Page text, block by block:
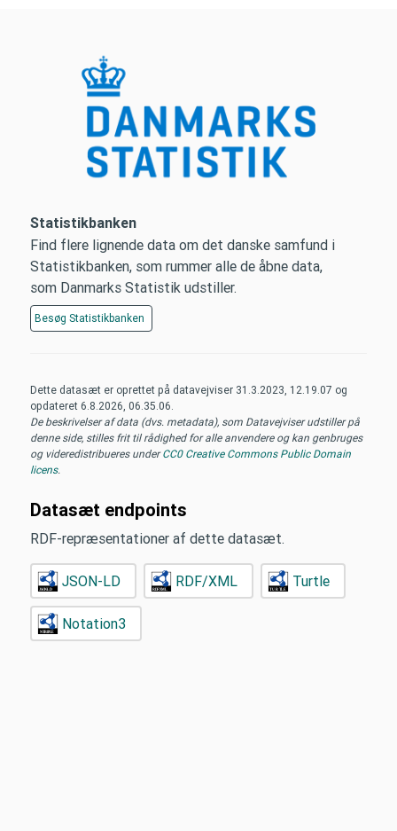
Statistikbanken
Find flere lignende data om det danske samfund i
Statistikbanken, som rummer alle de åbne data,
som Danmarks Statistik udstiller.
Besøg Statistikbanken
Dette datasæt er oprettet på datavejviser 31.3.2023, 12.19.07 og
opdateret 6.8.2026, 06.35.06
De beskrivelser af data (dvs. metadata), som Datavejviser udstiller på
denne side, stilles frit til rådighed for alle anvendere og kan genbruges
og videredistribueres underCC0 Creative Commons Public Domain
licens.
Datasæt endpoints
RDF-repræsentationer af dette datasæt.
JSON-LD RDF/XML Turtle
Notation3